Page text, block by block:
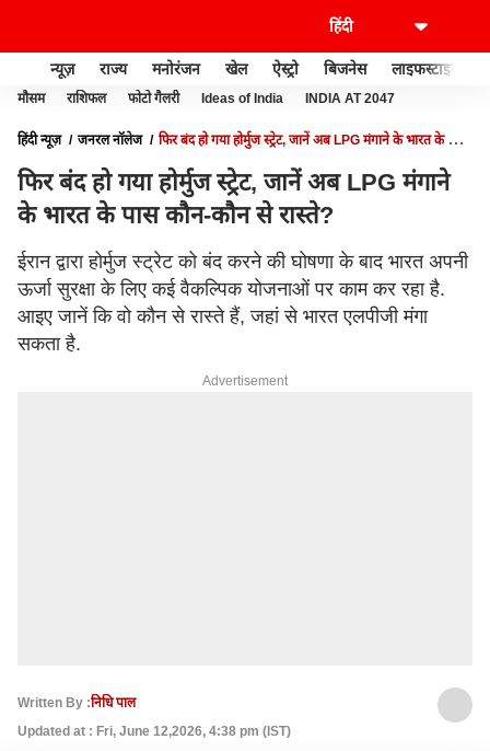
न्यूज़ राज्य मनोरंजन खेल ऐस्ट्रो बिजनेस लाइफस्टाइल
मौसम राशिफल फोटो गैलरी Ideas of India INDIA AT 2047
हिंदी न्यूज़ जनरल नॉलेज
फिर बंद हो गया होर्मुज स्ट्रेट, जानें अब LPG मंगाने के भारत के पास
फिर बंद हो गया होर्मुज स्ट्रेट, जानें अब LPG मंगाने
के भारत के पास कौन-कौन से रास्ते?
ईरान द्वारा होर्मुज स्ट्रेट को बंद करने की घोषणा के बाद भारत अपनी
ऊर्जा सुरक्षा के लिए कई वैकल्पिक योजनाओं पर काम कर रहा है.
आइए जानें कि वो कौन से रास्ते हैं, जहां से भारत एलपीजी मंगा
सकता है.
Advertisement
Written By :निधि पाल
Updated at : Fri, June 12,2026, 4:38 pm (IST)